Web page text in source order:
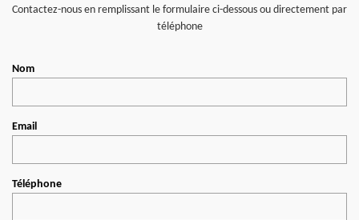
Contactez-nous en remplissant le formulaire ci-dessous ou directement par
téléphone
Nom
Email
Téléphone